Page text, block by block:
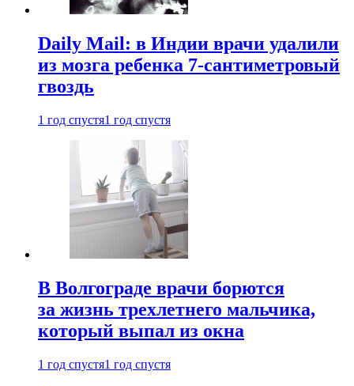
Daily Mail: в Индии врачи удалили
из мозга ребенка 7-сантиметровый
гвоздь
1 год спустя1 год спустя
В Волгограде врачи борются
за жизнь трехлетнего мальчика,
который выпал из окна
1 год спустя1 год спустя